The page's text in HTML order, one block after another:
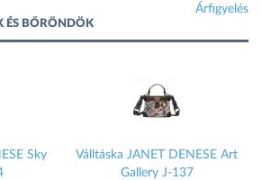
Árfigyelés
ÉS BŐRÖNDÖK
Sky
Válltáska JANET DENESE Art
Gallery J-137